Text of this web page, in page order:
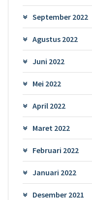
September 2022
Agustus 2022
Juni 2022
Mei 2022
April 2022
Maret 2022
Februari 2022
Januari 2022
Desember 2021